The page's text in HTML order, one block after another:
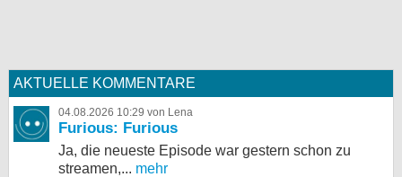
AKTUELLE KOMMENTARE
04.08.2026 10:29 von Lena
Furious: Furious
Ja, die neueste Episode war gestern schon zu
streamen,... mehr